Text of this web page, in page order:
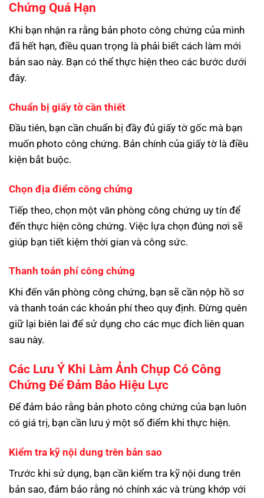
Chứng Quá Hạn
Khi bạn nhận ra rằng bản photo công chứng của mình
đã hết hạn, điều quan trọng là phải biết cách làm mới
bản sao này. Bạn có thể thực hiện theo các bước dưới
đây.
Chuẩn bị giấy tờ cần thiết
Đầu tiên, bạn cần chuẩn bị đầy đủ giấy tờ gốc mà bạn
muốn photo công chứng. Bản chính của giấy tờ là điều
kiện bắt buộc.
Chọn địa điểm công chứng
Tiếp theo, chọn một văn phòng công chứng uy tín để
đến thực hiện công chứng. Việc lựa chọn đúng nơi sẽ
giúp bạn tiết kiệm thời gian và công sức.
Thanh toán phí công chứng
Khi đến văn phòng công chứng, bạn sẽ cần nộp hồ sơ
và thanh toán các khoản phí theo quy định. Đừng quên
giữ lại biên lai để sử dụng cho các mục đích liên quan
sau này.
Các Lưu Ý Khi Làm Ảnh Chụp Có Công
Chứng Để Đảm Bảo Hiệu Lực
Để đảm bảo rằng bản photo công chứng của bạn luôn
có giá trị, bạn cần lưu ý một số điểm khi thực hiện.
Kiểm tra kỹ nội dung trên bản sao
Trước khi sử dụng, bạn cần kiểm tra kỹ nội dung trên
bản sao, đảm bảo rằng nó chính xác và trùng khớp với